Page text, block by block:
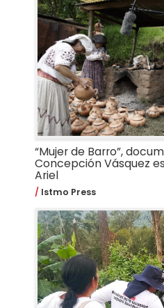
“Mujer de Barro”,
Concepción Vásquez
Ariel
Istmo Press